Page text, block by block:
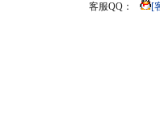
客服QQ：
[